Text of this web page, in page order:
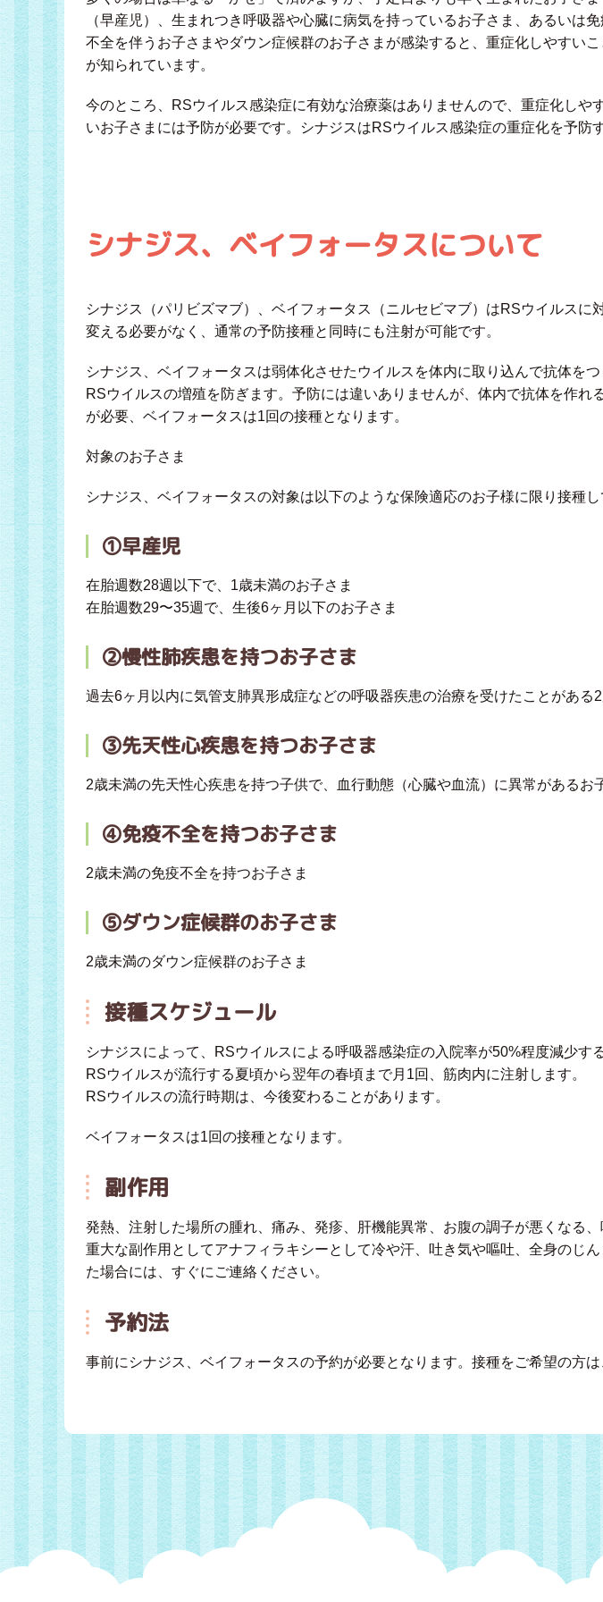
（早産児）、生まれつき呼吸器や心臓に病気を持っているお子さま、あるいは免
不全を伴うお子さまやダウン症候群のお子さまが感染すると、重症化しやすいこ
が知られています。
今のところ、RSウイルス感染症に有効な治療薬はありませんので、重症化しや
いお子さまには予防が必要です。シナジスはRSウイルス感染症の重症化を予防
シナジス、ベイフォータスについて
シナジス（パリビズマブ）、ベイフォータス（ニルセビマブ）はRSウイルス
変える必要がなく、通常の予防接種と同時にも注射が可能です。
シナジス、ベイフォータスは弱体化させたウイルスを体内に取り込んで抗体を
RSウイルスの増殖を防ぎます。予防には違いありませんが、体内で抗体を作
が必要、ベイフォータスは1回の接種となります。
対象のお子さま
シナジス、ベイフォータスの対象は以下のような保険適応のお子様に限り接種し
➀早産児
在胎週数28週以下で、1歳未満のお子さま
在胎週数29〜35週で、生後6ヶ月以下のお子さま
②慢性肺疾患を持つお子さま
過去6ヶ月以内に気管支肺異形成症などの呼吸器疾患の治療を受けたことがある
③先天性心疾患を持つお子さま
2歳未満の先天性心疾患を持つ子供で、血行動態（心臓や血流）に異常があるお
④免疫不全を持つお子さま
2歳未満の免疫不全を持つお子さま
➄ダウン症候群のお子さま
2歳未満のダウン症候群のお子さま
接種スケジュール
シナジスによって、RSウイルスによる呼吸器感染症の入院率が50%程度減少す
RSウイルスが流行する夏頃から翌年の春頃まで月1回、筋肉内に注射します。
RSウイルスの流行時期は、今後変わることがあります。
ベイフォータスは1回の接種となります。
副作用
発熱、注射した場所の腫れ、痛み、発疹、肝機能異常、お腹の調子が悪くなる
重大な副作用としてアナフィラキシーとして冷や汗、吐き気や嘔吐、全身のじ
た場合には、すぐにご連絡ください。
予約法
事前にシナジス、ベイフォータスの予約が必要となります。接種をご希望の方